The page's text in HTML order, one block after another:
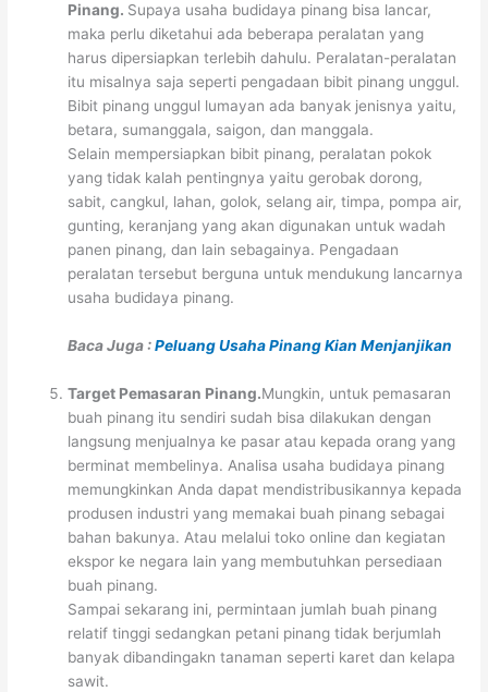
Pinang. Supaya usaha budidaya pinang bisa lancar,
maka perlu diketahui ada beberapa peralatan yang
harus dipersiapkan terlebih dahulu. Peralatan-peralatan
itu misalnya saja seperti pengadaan bibit pinang unggul.
Bibit pinang unggul lumayan ada banyak jenisnya yaitu,
betara, sumanggala, saigon, dan manggala.
Selain mempersiapkan bibit pinang, peralatan pokok
yang tidak kalah pentingnya yaitu gerobak dorong,
sabit, cangkul, lahan, golok, selang air, timpa, pompa air,
gunting, keranjang yang akan digunakan untuk wadah
panen pinang, dan lain sebagainya. Pengadaan
peralatan tersebut berguna untuk mendukung lancarnya
usaha budidaya pinang.
Baca Juga :Peluang Usaha Pinang Kian Menjanjikan
Target Pemasaran Pinang.Mungkin, untuk pemasaran
buah pinang itu sendiri sudah bisa dilakukan dengan
langsung menjualnya ke pasar atau kepada orang yang
berminat membelinya. Analisa usaha budidaya pinang
memungkinkan Anda dapat mendistribusikannya kepada
produsen industri yang memakai buah pinang sebagai
bahan bakunya. Atau melalui toko online dan kegiatan
ekspor ke negara lain yang membutuhkan persediaan
buah pinang.
Sampai sekarang ini, permintaan jumlah buah pinang
relatif tinggi sedangkan petani pinang tidak berjumlah
banyak dibandingakn tanaman seperti karet dan kelapa
sawit.